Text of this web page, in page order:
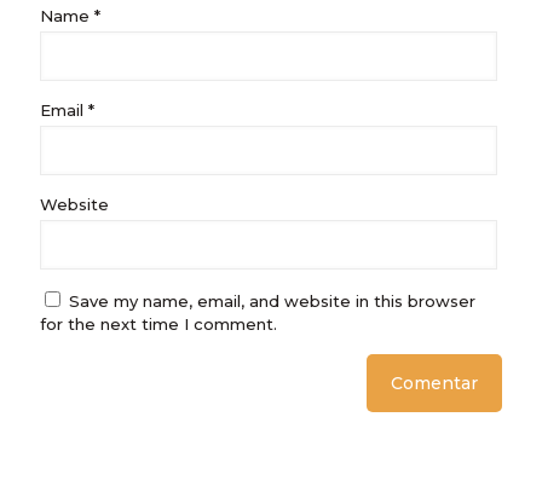
Name *
Email *
Website
Save my name, email, and website in this browser
for the next time I comment.